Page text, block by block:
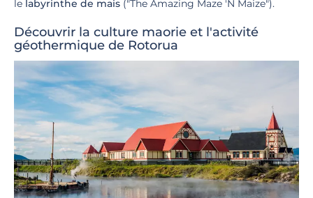
le labyrinthe de mais ("The Amazing Maze 'N Maize").
Découvrir la culture maorie et l'activité
géothermique de Rotorua